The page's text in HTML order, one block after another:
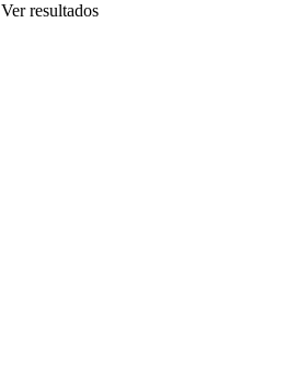
Ver resultados